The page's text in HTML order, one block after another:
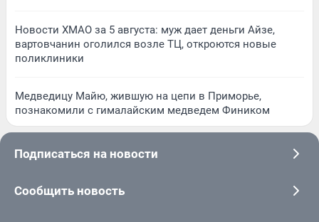
Новости ХМАО за 5 августа: муж дает деньги Айзе,
вартовчанин оголился возле ТЦ, откроются новые
поликлиники
Медведицу Майю, жившую на цепи в Приморье,
познакомили с гималайским медведем Фиником
Подписаться на новости
Сообщить новость